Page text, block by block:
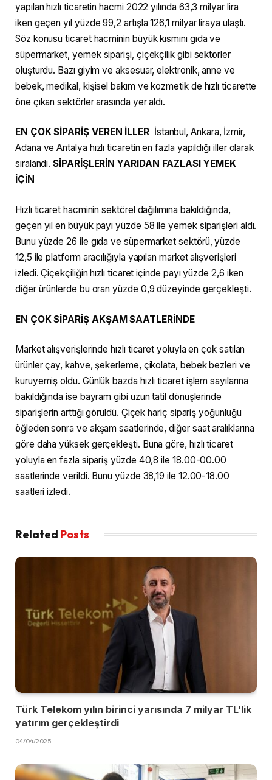
yapılan hızlı ticaretin hacmi 2022 yılında 63,3 milyar lira
iken geçen yıl yüzde 99,2 artışla 126,1 milyar liraya ulaştı.
Söz konusu ticaret hacminin büyük kısmını gıda ve
süpermarket, yemek siparişi, çiçekçilik gibi sektörler
oluşturdu. Bazı giyim ve aksesuar, elektronik, anne ve
bebek, medikal, kişisel bakım ve kozmetik de hızlı ticarette
öne çıkan sektörler arasında yer aldı.
EN ÇOK SİPARİŞ VEREN İLLER İstanbul, Ankara, İzmir,
Adana ve Antalya hızlı ticaretin en fazla yapıldığı iller olarak
sıralandı.SİPARİŞLERİN YARIDAN FAZLASI YEMEK
İÇİN
Hızlı ticaret hacminin sektörel dağılımına bakıldığında,
geçen yıl en büyük payı yüzde 58 ile yemek siparişleri aldı.
Bunu yüzde 26 ile gıda ve süpermarket sektörü, yüzde
12,5 ile platform aracılığıyla yapılan market alışverişleri
izledi. Çiçekçiliğin hızlı ticaret içinde payı yüzde 2,6 iken
diğer ürünlerde bu oran yüzde 0,9 düzeyinde gerçekleşti.
EN ÇOK SİPARİŞ AKŞAM SAATLERİNDE
Market alışverişlerinde hızlı ticaret yoluyla en çok satılan
ürünler çay, kahve, şekerleme, çikolata, bebek bezleri ve
kuruyemiş oldu. Günlük bazda hızlı ticaret işlem sayılarına
bakıldığında ise bayram gibi uzun tatil dönüşlerinde
siparişlerin arttığı görüldü. Çiçek hariç sipariş yoğunluğu
öğleden sonra ve akşam saatlerinde, diğer saat aralıklarına
göre daha yüksek gerçekleşti. Buna göre, hızlı ticaret
yoluyla en fazla sipariş yüzde 40,8 ile 18.00-00.00
saatlerinde verildi. Bunu yüzde 38,19 ile 12.00-18.00
saatleri izledi.
Related Posts
Türk Telekom yılın birinci yarısında 7 milyar TL’lik
yatırım gerçekleştirdi
04/04/2025